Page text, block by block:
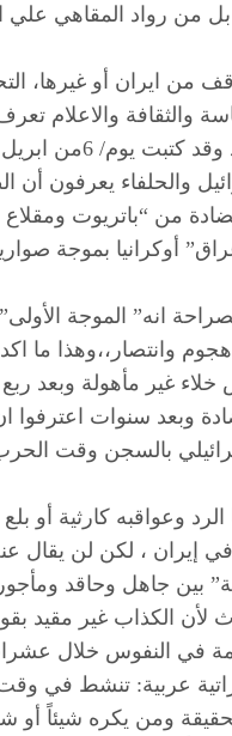
من رواد المقاهي علي
من ايران أو غيرها،
والثقافة والاعلام
عن توقعاتي بالهجوم الإيراني ..،،
والحلفاء
من “باتريوت
أوكرانيا بموجة
انه” الموجة
ان حوالي 33 دبابة مع طواقمها تحولت
بالسجن وقت
الرد وعواقبه كارثية
في إيران ، لكن لن
جاهل وحاقد ومأجور،
لأن الكذاب غير مقيد
في النفوس خلال
عربية: تنشط في
ومن يكره شيئاً